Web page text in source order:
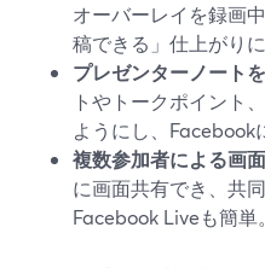
オーバーレイを録画
稿できる」仕上がりに
プレゼンターノート
トやトークポイント
ようにし、Facebook
複数参加者による画
に画面共有でき、共
Facebook Liveも簡単。